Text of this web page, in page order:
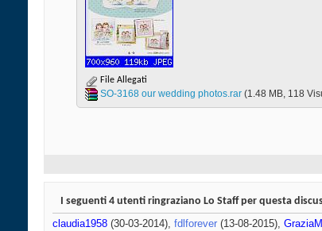
File Allegati
SO-3168 our wedding photos.rar‎ (1.48 MB, 118
I seguenti 4 utenti ringraziano Lo Staff per questa
claudia1958 (30-03-2014), fdlforever (13-08-2015), GraziaM